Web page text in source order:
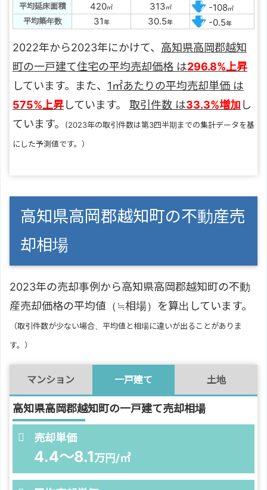
平均延床面積 420㎡ 313㎡ -108㎡
平均築年数 31年 30.5年 -0.5年
2022年から2023年にかけて、 高知県高岡郡越知
町の一戸建て住宅の平均売却価格 は296.8%上昇
しています。また、 1㎡あたりの平均売却単価 は
575%上昇しています。 取引件数 は33.3%増加 し
ています。
(2023年の取引件数は第3四半期までの集計データを基
にした予測値です。）
高知県高岡郡越知町の不動産売
却相場
2023年の売却事例から高知県高岡郡越知町の不動
産売却価格の平均値（≒相場）を算出しています。
（取引件数が少ない場合、平均値と相場に違いが出ることがありま
す。）
マンション 一戸建て 土地
高知県高岡郡越知町の一戸建て売却相場
売却単価
4.4～8.1万円/㎡